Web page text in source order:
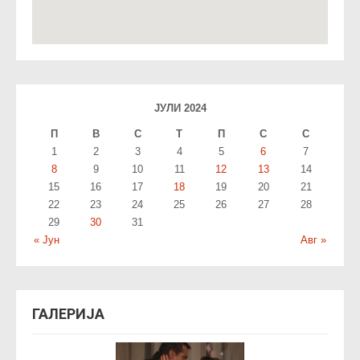
ЈУЛИ 2024
П В С T П С С
« Јун Авг »
1 2 3 4 5 6
7
8
9 10 11 12 13
14
15
16 17 18 19 20
21
22
23 24 25 26 27
28
29
30 31
ГАЛЕРИЈА